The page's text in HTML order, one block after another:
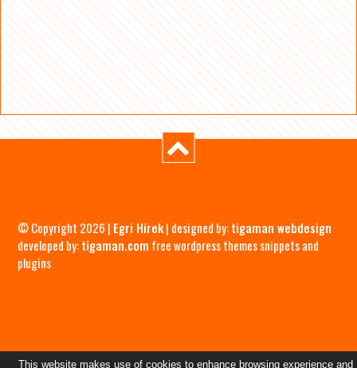
© Copyright 2026 | Egri Hírek| designed by:tigaman webdesign
developed by:tigaman.com free wordpress themes snippets and
plugins
This website makes use of cookies to enhance browsing experience and